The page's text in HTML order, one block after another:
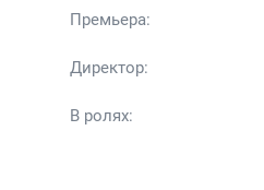
Премьера:
Директор:
В ролях: